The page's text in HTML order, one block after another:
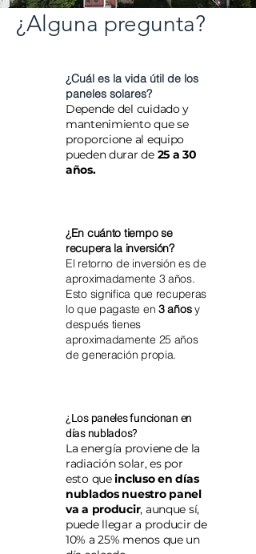
¿Alguna pregunta?
¿Cuál es la vida útil de los
paneles solares?
Depende del cuidado y
mantenimiento que se
proporcione al equipo
pueden durar de 25 a 30
años.
¿En cuánto tiempo se
recupera la inversión?
El retorno de inversión es de
aproximadamente 3 años.
Esto significa que recuperas
lo que pagaste en 3 añosy
después tienes
aproximadamente 25 años
de generación propia.
¿Los paneles funcionan en
días nublados?
La energía proviene de la
radiación solar, es por
esto queincluso en días
nublados nuestro panel
va a producir, aunque sí,
puede llegar a producir de
10% a 25% menos que un